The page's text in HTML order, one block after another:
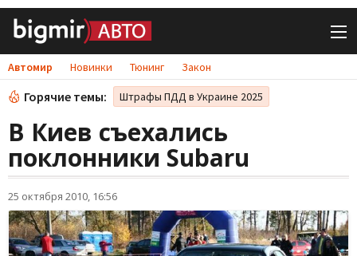
Автомир Новинки Тюнинг Закон
Горячие темы: Штрафы ПДД в Украине 2025
В Киев съехались
поклонники Subaru
25 октября 2010, 16:56